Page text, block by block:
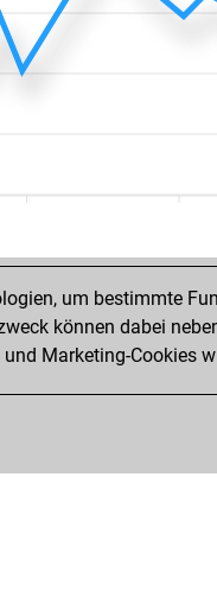
um bestimmte
können dabei
Marketing-Cookies